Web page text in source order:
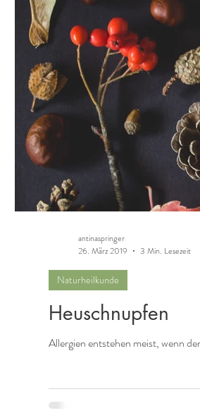
Heuschnupfen
Allergien entstehen meist, wenn
Naturheilkunde
antinaspringer
26. März 2019
3 Min. Lesezeit